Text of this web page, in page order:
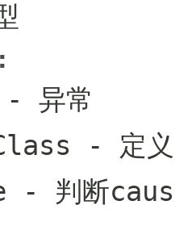
- 异常
- 定义
- 判断